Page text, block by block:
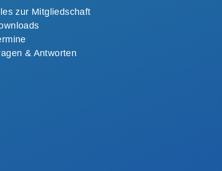
zur Mitgliedschaft
& Antworten